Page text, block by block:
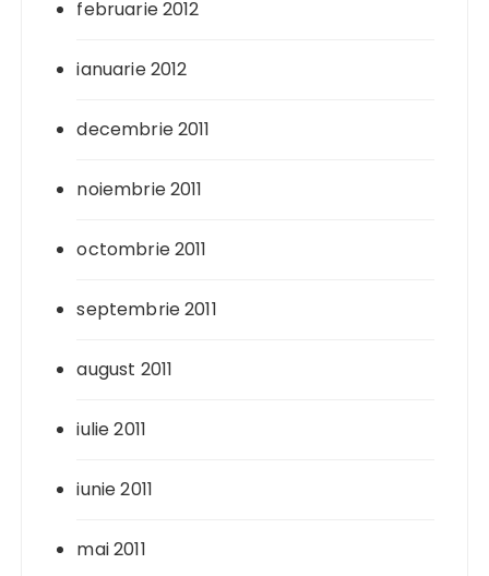
februarie 2012
ianuarie 2012
decembrie 2011
noiembrie 2011
octombrie 2011
septembrie 2011
august 2011
iulie 2011
iunie 2011
mai 2011